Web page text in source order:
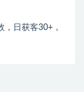
日获客30+，